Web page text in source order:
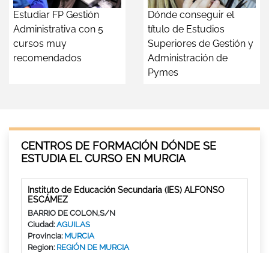
Estudiar FP Gestión
Administrativa con 5
cursos muy
recomendados
Dónde conseguir el
título de Estudios
Superiores de Gestión y
Administración de
Pymes
CENTROS DE FORMACIÓN DÓNDE SE
ESTUDIA EL CURSO EN MURCIA
Instituto de Educación Secundaria (IES) ALFONSO
ESCÁMEZ
BARRIO DE COLON,S/N
Ciudad:AGUILAS
Provincia: MURCIA
Region: REGIÓN DE MURCIA